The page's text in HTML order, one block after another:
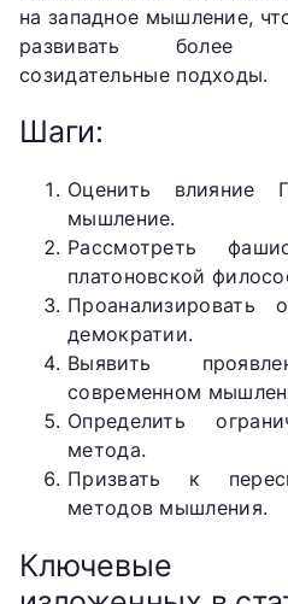
на западное мышление,
развивать более
созидательные подходы.
Шаги:
Оценить влияние
мышление.
Рассмотреть
платоновской
Проанализировать
демократии.
Выявить
современном
Определить
метода.
Призвать к
методов мышления.
Ключевые